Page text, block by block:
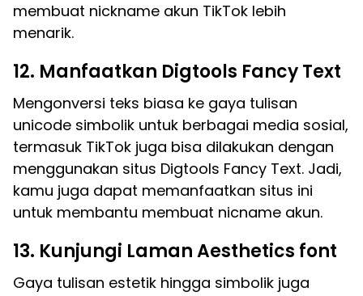
membuat nickname akun TikTok lebih
menarik.
12. Manfaatkan Digtools Fancy Text
Mengonversi teks biasa ke gaya tulisan
unicode simbolik untuk berbagai media sosial,
termasuk TikTok juga bisa dilakukan dengan
menggunakan situs Digtools Fancy Text. Jadi,
kamu juga dapat memanfaatkan situs ini
untuk membantu membuat nicname akun.
13. Kunjungi Laman Aesthetics font
Gaya tulisan estetik hingga simbolik juga